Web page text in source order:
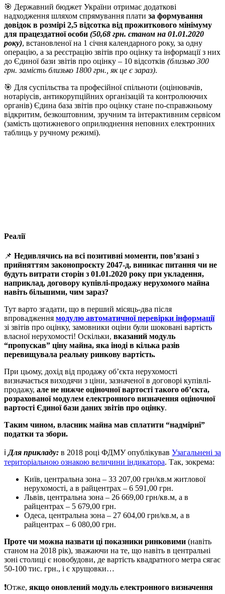
🎯 Державний бюджет України отримає додаткові
надходження шляхом спрямування плати за формування
довідок в розмірі 2,5 відсотка від прожиткового мінімуму
для працездатної особи (50,68 грн. станом на 01.01.2020
року), встановленої на 1 січня календарного року, за одну
операцію, а за реєстрацію звітів про оцінку та інформації з них
до Єдиної бази звітів про оцінку – 10 відсотків (близько 300
грн. замість близько 1800 грн., як це є зараз).
🎯 Для суспільства та професійної спільноти (оцінювачів,
нотаріусів, антикорупційних організацій та контролюючих
органів) Єдина база звітів про оцінку стане по-справжньому
відкритим, безкоштовним, зручним та інтерактивним сервісом
(замість щотижневого оприлюднення неповних електронних
таблиць у ручному режимі).
Реалії
📌 Недивлячись на всі позитивні моменти, пов’язані з
прийняттям законопроєкту 2047-д, виникає питання чи не
будуть витрати сторін з 01.01.2020 року при укладення,
наприклад, договору купівлі-продажу нерухомого майна
навіть більшими, чим зараз?
Тут варто згадати, що в перший місяць-два після
впровадження модулю автоматичної перевірки інформації
зі звітів про оцінку, замовники оціни були шоковані вартість
власної нерухомості! Оскільки, вказаний модуль
“пропускав” ціну майна, яка іноді в кілька разів
перевищувала реальну ринкову вартість.
При цьому, дохід від продажу об’єкта нерухомості
визначається виходячи з ціни, зазначеної в договорі купівлі-
продажу, але не нижче оціночної вартості такого об’єкта,
розрахованої модулем електронного визначення оціночної
вартості Єдиної бази даних звітів про оцінку.
Таким чином, власник майна мав сплатити “надмірні”
податки та збори.
ℹ️ Для прикладу: в 2018 році ФДМУ опублікував Узагальнені за
територіальною ознакою величини індикатора. Так, зокрема:
Київ, центральна зона – 33 207,00 грн/кв.м житлової
нерухомості, а в райцентрах – 6 591,00 грн.
Львів, центральна зона – 26 669,00 грн/кв.м, а в
райцентрах – 5 679,00 грн.
Одеса, центральна зона – 27 604,00 грн/кв.м, а в
райцентрах – 6 080,00 грн.
Проте чи можна назвати ці показники ринковими (навіть
станом на 2018 рік), зважаючи на те, що навіть в центральні
зоні столиці є новобудови, де вартість квадратного метра сягає
50-100 тис. грн., і є хрущовки…
❗️Отже, якщо оновлений модуль електронного визначення